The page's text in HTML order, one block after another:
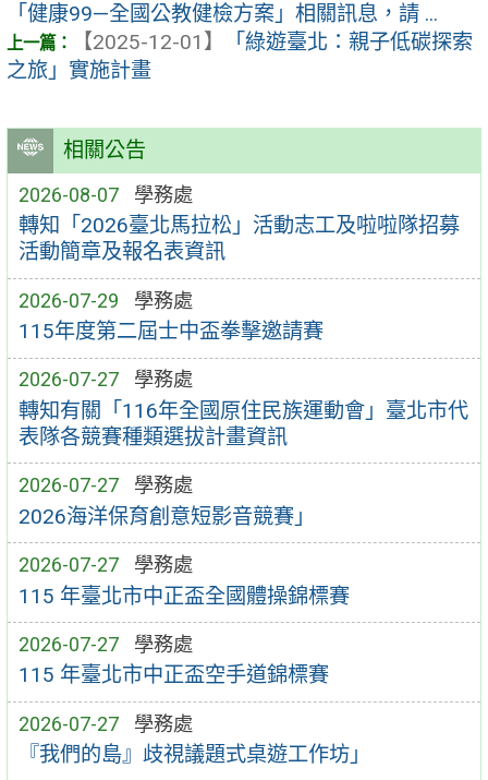
相關公告
2026-08-07 學務處
轉知「2026臺北馬拉松」活動志工及啦啦隊招募
活動簡章及報名表資訊
2026-07-29 學務處
115年度第二屆士中盃拳擊邀請賽
2026-07-27 學務處
轉知有關「116年全國原住民族運動會」臺北市代
表隊各競賽種類選拔計畫資訊
2026-07-27 學務處
2026海洋保育創意短影音競賽」
2026-07-27 學務處
115 年臺北市中正盃全國體操錦標賽
2026-07-27 學務處
115 年臺北市中正盃空手道錦標賽
2026-07-27 學務處
『我們的島』歧視議題式桌遊工作坊」
「健康99—全國公教健檢方案」相關訊息，請 ...
【2025-12-01】
「綠遊臺北：親子低碳探索
之旅」實施計畫